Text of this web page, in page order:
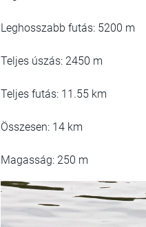
Leghosszabb futás: 5200 m
Teljes úszás: 2450 m
Teljes futás: 11.55 km
Összesen: 14 km
Magasság: 250 m